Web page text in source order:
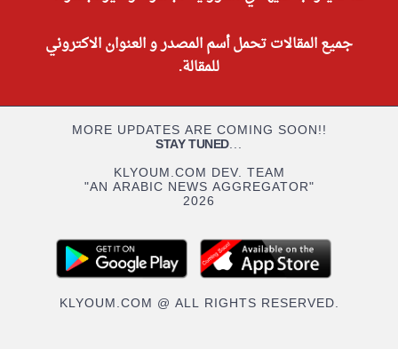
جميع المقالات تحمل أسم المصدر و العنوان الاكتروني
للمقالة.
MORE UPDATES ARE COMING SOON!!
STAY TUNED...
KLYOUM.COM DEV. TEAM
"AN ARABIC NEWS AGGREGATOR"
2026
KLYOUM.COM @ ALL RIGHTS RESERVED.